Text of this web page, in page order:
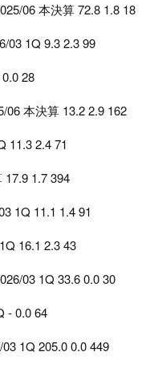
06 本決算 72.8 1.8 18
03 1Q 9.3 2.3 99
28
06 本決算 13.2 2.9 162
11.3 2.4 71
17.9 1.7 394
1Q 11.1 1.4 91
16.1 2.3 43
03 1Q 33.6 0.0 30
- 0.0 64
1Q 205.0 0.0 449